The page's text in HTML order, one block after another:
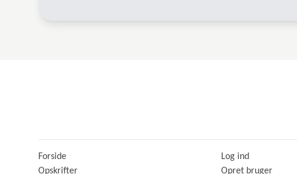
Forside
Opskrifter
Log ind
Opret bruger